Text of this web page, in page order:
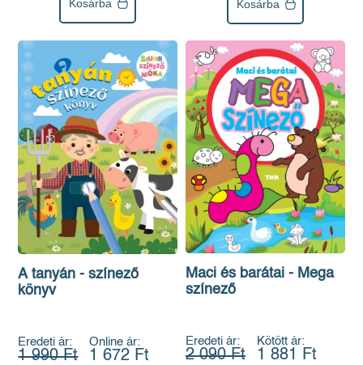
Kosárba Kosárba
A tanyán - színező
könyv
Eredeti ár:
1 990 Ft
Online ár:
1 672 Ft
Maci és barátai - Mega
színező
Eredeti ár:
2 090 Ft
Kötött ár:
1 881 Ft